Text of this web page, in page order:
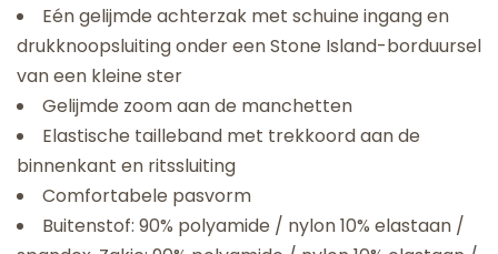
Eén gelijmde achterzak met schuine ingang en
drukknoopsluiting onder een Stone Island-borduursel
van een kleine ster
Gelijmde zoom aan de manchetten
Elastische tailleband met trekkoord aan de
binnenkant en ritssluiting
Comfortabele pasvorm
Buitenstof: 90% polyamide / nylon 10% elastaan ​​/